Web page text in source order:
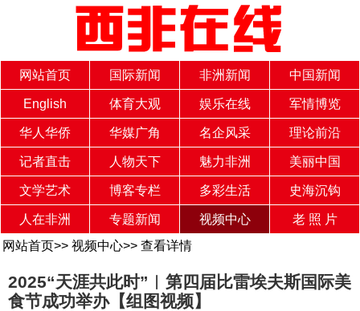
网站首页 国际新闻 非洲新闻 中国新闻
English 体育大观 娱乐在线 军情博览
华人华侨 华媒广角 名企风采 理论前沿
记者直击 人物天下 魅力非洲 美丽中国
文学艺术 博客专栏 多彩生活 史海沉钩
人在非洲 专题新闻 视频中心
老 照 片
网站首页>> 视频中心>> 查看详情
2025“天涯共此时”︱第四届比雷埃夫斯国际美
食节成功举办【组图视频】